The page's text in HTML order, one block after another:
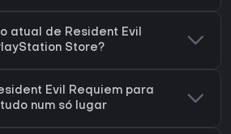
atual de Resident Evil
Store?
Evil Requiem para
num só lugar